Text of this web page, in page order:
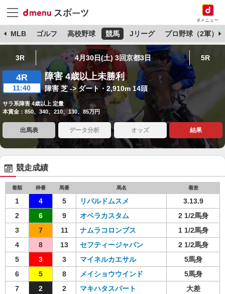
dメニュー
MLB ゴルフ 高校野球 競馬 Jリーグ プロ野球（2軍）
3R 4月30日(土) 3回京都3日 5R
4R
11:40
障害 4歳以上未勝利
障害 芝 -> ダート・2,910m 14頭
サラ系障害 4歳以上 定量
本賞金：850、340、210、130、85万円
出馬表 データ分析 オッズ 結果
競走成績
着順 枠番 馬番 馬名 着差
1 4 5 リバルドムスメ
3.13.9
2
6 9 オペラカスタム
2 1/2馬身
3
7 11 ナムラコロンブス
1 1/2馬身
4
8 13 セフティージャパン
2 1/2馬身
5
3 3 マイネルカエサル
5馬身
6
5 8 メイショウウインド
5馬身
7
2 2 マキハタスパート
大差